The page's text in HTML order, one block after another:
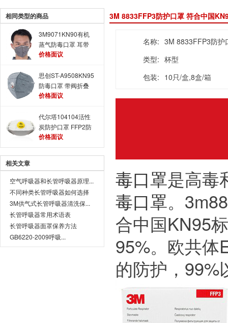
相同类型的商品
3M9071KN90有机
蒸气防毒口罩 耳带
式防毒口罩
价格面议
思创ST-A9508KN95
防毒口罩 带阀折叠
口罩
价格面议
代尔塔104104活性
炭防护口罩 FFP2防
毒口罩
价格面议
相关文章
空气呼吸器和长管呼吸器原理...
不同种类长管呼吸器如何选择
3M供气式长管呼吸器清洗保...
长管呼吸器常用术语表
长管呼吸器面罩保养方法
GB6220-2009呼吸...
3M 8833FFP3防护口罩 符合中国
名称: 3M 8833FFP3防护
类型: 杯型
包装: 10只/盒,8盒/箱
毒口罩是高毒
毒口罩。
合中国KN95
95%。欧共体
的防护，99%